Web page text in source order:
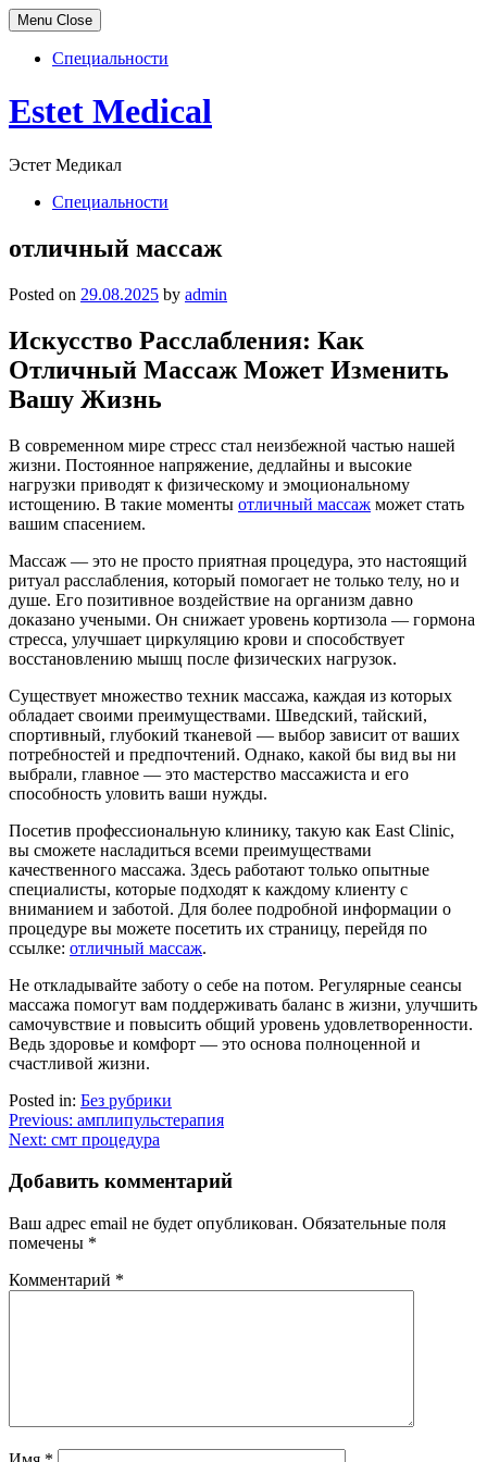
Menu Close
Специальности
Skip
to
Estet Medical
Эстет Медикал
Специальности
отличный массаж
Posted on 29.08.2025 by admin
Искусство Расслабления: Как
Отличный Массаж Может Изменить
Вашу Жизнь
В современном мире стресс стал неизбежной частью нашей
жизни. Постоянное напряжение, дедлайны и высокие
нагрузки приводят к физическому и эмоциональному
истощению. В такие моменты отличный массаж может стать
вашим спасением.
Массаж — это не просто приятная процедура, это настоящий
ритуал расслабления, который помогает не только телу, но и
душе. Его позитивное воздействие на организм давно
доказано учеными. Он снижает уровень кортизола — гормона
стресса, улучшает циркуляцию крови и способствует
восстановлению мышц после физических нагрузок.
Существует множество техник массажа, каждая из которых
обладает своими преимуществами. Шведский, тайский,
спортивный, глубокий тканевой — выбор зависит от ваших
потребностей и предпочтений. Однако, какой бы вид вы ни
выбрали, главное — это мастерство массажиста и его
способность уловить ваши нужды.
Посетив профессиональную клинику, такую как East Clinic,
вы сможете насладиться всеми преимуществами
качественного массажа. Здесь работают только опытные
специалисты, которые подходят к каждому клиенту с
вниманием и заботой. Для более подробной информации о
процедуре вы можете посетить их страницу, перейдя по
ссылке: отличный массаж.
Не откладывайте заботу о себе на потом. Регулярные сеансы
массажа помогут вам поддерживать баланс в жизни, улучшить
самочувствие и повысить общий уровень удовлетворенности.
Ведь здоровье и комфорт — это основа полноценной и
счастливой жизни.
Posted in: Без рубрики
Навигация
по
записям
Previous: амплипульстерапия
Next: смт процедура
Добавить комментарий
Ваш адрес email не будет опубликован. Обязательные поля
помечены *
Комментарий *